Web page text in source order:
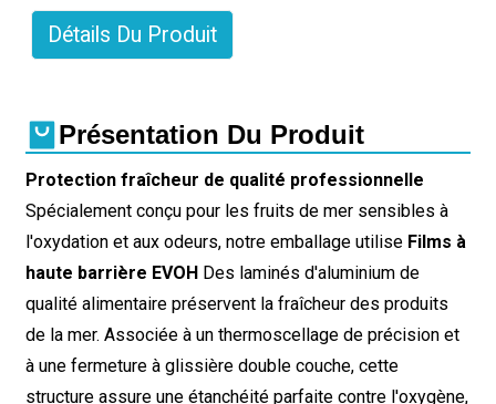
Détails Du Produit
Présentation Du Produit
Protection fraîcheur de qualité professionnelle
Spécialement conçu pour les fruits de mer sensibles à
l'oxydation et aux odeurs, notre emballage utilise Films à
haute barrière EVOHDes laminés d'aluminium de
qualité alimentaire préservent la fraîcheur des produits
de la mer. Associée à un thermoscellage de précision et
à une fermeture à glissière double couche, cette
structure assure une étanchéité parfaite contre l'oxygène,